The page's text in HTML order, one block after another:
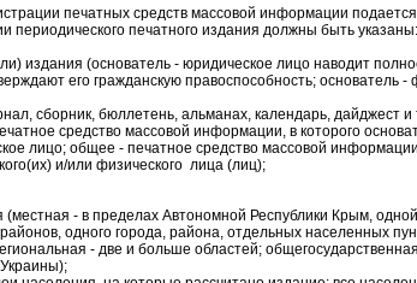
печатных средств массовой информации
периодического печатного издания должны быть указаны:
издания (основатель - юридическое лицо наводит
его гражданскую правоспособность; основатель -
сборник, бюллетень, альманах, календарь, дайджест и
средство массовой информации, в которого
лицо; общее - печатное средство массовой
и/или физического лица (лиц);
- в пределах Автономной Республики Крым,
одного города, района, отдельных населенных
- две и больше областей;